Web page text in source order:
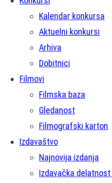
Kalendar konkursa
Aktuelni konkursi
Arhiva
Dobitnici
Filmovi
Filmska baza
Gledanost
Filmografski karton
Izdavaštvo
Najnovija izdanja
Izdavačka